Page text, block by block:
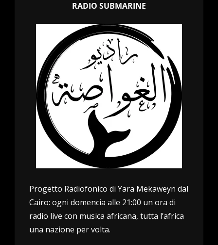
RADIO SUBMARINE
Progetto Radiofonico di Yara Mekaweyn dal
Cairo: ogni domencia alle 21:00 un ora di
radio live con musica africana, tutta l’africa
una nazione per volta.